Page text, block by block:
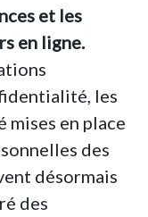
et les
en ligne.
les
mises en place
des
désormais
des